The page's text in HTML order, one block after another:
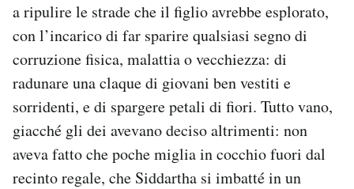
a ripulire le strade che il figlio avrebbe esplorato,
con l’incarico di far sparire qualsiasi segno di
corruzione fisica, malattia o vecchiezza: di
radunare una claque di giovani ben vestiti e
sorridenti, e di spargere petali di fiori. Tutto vano,
giacché gli dei avevano deciso altrimenti: non
aveva fatto che poche miglia in cocchio fuori dal
recinto regale, che Siddartha si imbatté in un